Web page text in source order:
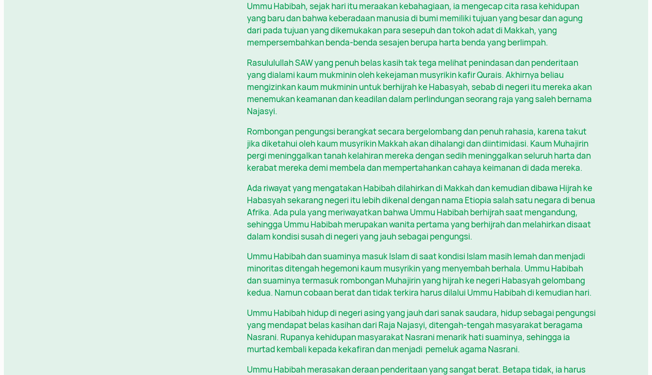
Ummu Habibah, sejak hari itu meraakan kebahagiaan, ia mengecap cita rasa kehidupan
yang baru dan bahwa keberadaan manusia di bumi memiliki tujuan yang besar dan agung
dari pada tujuan yang dikemukakan para sesepuh dan tokoh adat di Makkah, yang
mempersembahkan benda-benda sesajen berupa harta benda yang berlimpah.
Rasululullah SAW yang penuh belas kasih tak tega melihat penindasan dan penderitaan
yang dialami kaum mukminin oleh kekejaman musyrikin kafir Qurais. Akhirnya beliau
mengizinkan kaum mukminin untuk berhijrah ke Habasyah, sebab di negeri itu mereka akan
menemukan keamanan dan keadilan dalam perlindungan seorang raja yang saleh bernama
Najasyi.
Rombongan pengungsi berangkat secara bergelombang dan penuh rahasia, karena takut
jika diketahui oleh kaum musyrikin Makkah akan dihalangi dan diintimidasi. Kaum Muhajirin
pergi meninggalkan tanah kelahiran mereka dengan sedih meninggalkan seluruh harta dan
kerabat mereka demi membela dan mempertahankan cahaya keimanan di dada mereka.
Ada riwayat yang mengatakan Habibah dilahirkan di Makkah dan kemudian dibawa Hijrah ke
Habasyah sekarang negeri itu lebih dikenal dengan nama Etiopia salah satu negara di benua
Afrika. Ada pula yang meriwayatkan bahwa Ummu Habibah berhijrah saat mengandung,
sehingga Ummu Habibah merupakan wanita pertama yang berhijrah dan melahirkan disaat
dalam kondisi susah di negeri yang jauh sebagai pengungsi.
Ummu Habibah dan suaminya masuk Islam di saat kondisi Islam masih lemah dan menjadi
minoritas ditengah hegemoni kaum musyrikin yang menyembah berhala. Ummu Habibah
dan suaminya termasuk rombongan Muhajirin yang hijrah ke negeri Habasyah gelombang
kedua. Namun cobaan berat dan tidak terkira harus dilalui Ummu Habibah di kemudian hari.
Ummu Habibah hidup di negeri asing yang jauh dari sanak saudara, hidup sebagai pengungsi
yang mendapat belas kasihan dari Raja Najasyi, ditengah-tengah masyarakat beragama
Nasrani. Rupanya kehidupan masyarakat Nasrani menarik hati suaminya, sehingga ia
murtad kembali kepada kekafiran dan menjadi pemeluk agama Nasrani.
Ummu Habibah merasakan deraan penderitaan yang sangat berat. Betapa tidak, ia harus